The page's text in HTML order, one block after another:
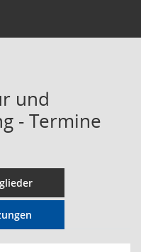
und
- Termine